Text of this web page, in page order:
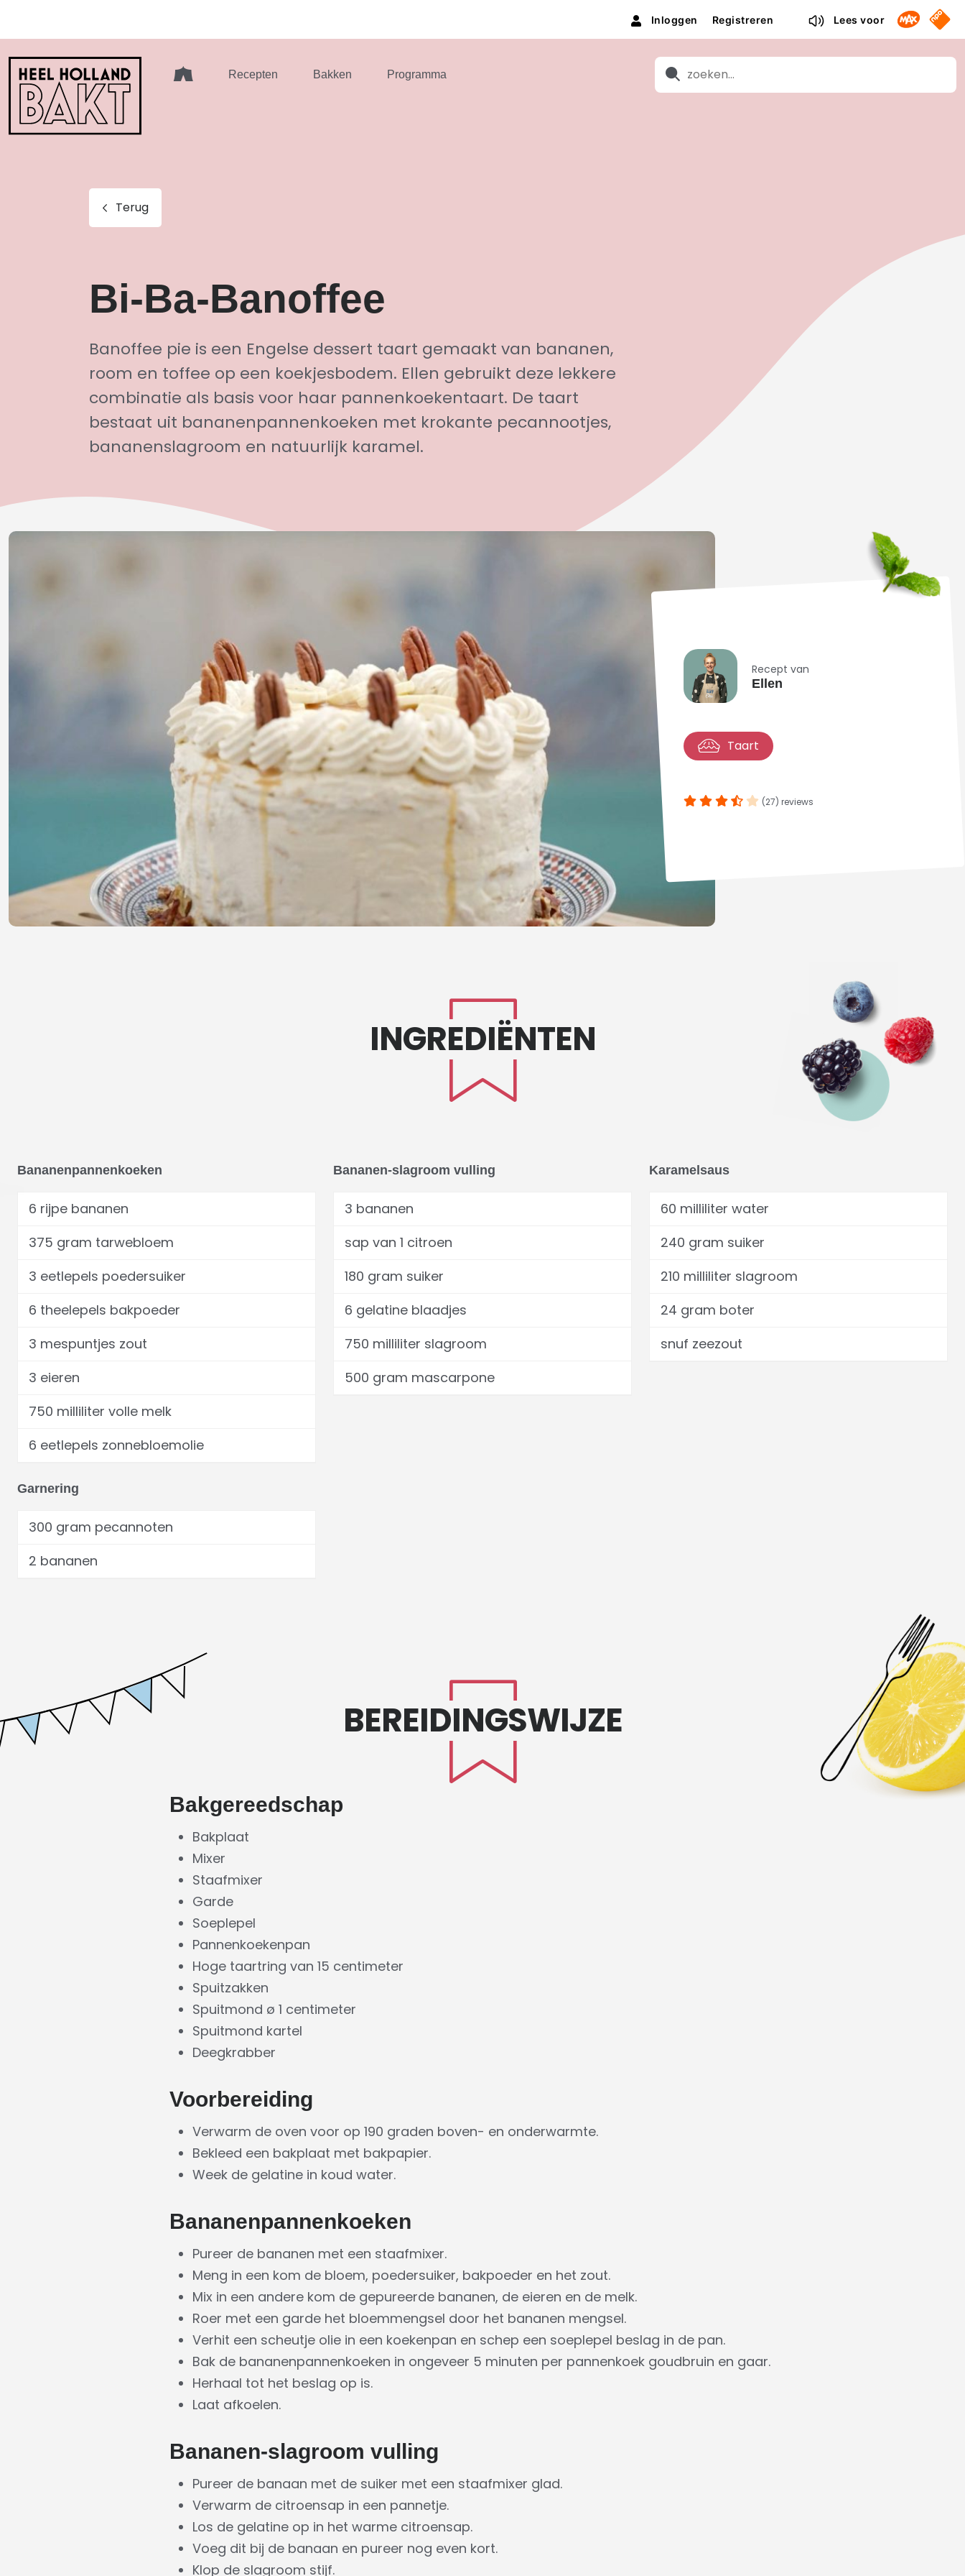
Inloggen Registreren Lees voor Omroep
NPO
Heel
Holland
Bakt
Recepten Bakken Programma
ZoekenZoeken
Terug
Bi-Ba-Banoffee
Banoffee pie is een Engelse dessert taart gemaakt van bananen,
room en toffee op een koekjesbodem. Ellen gebruikt deze lekkere
combinatie als basis voor haar pannenkoekentaart. De taart
bestaat uit bananenpannenkoeken met krokante pecannootjes,
bananenslagroom en natuurlijk karamel.
Recept van
Ellen
Taart
(27) reviews
INGREDIËNTEN
Bananenpannenkoeken
6 rijpe bananen
375 gram tarwebloem
3 eetlepels poedersuiker
6 theelepels bakpoeder
3 mespuntjes zout
3 eieren
750 milliliter volle melk
6 eetlepels zonnebloemolie
Bananen-slagroom vulling
3 bananen
sap van 1 citroen
180 gram suiker
6 gelatine blaadjes
750 milliliter slagroom
500 gram mascarpone
Karamelsaus
60 milliliter water
240 gram suiker
210 milliliter slagroom
24 gram boter
snuf zeezout
Garnering
300 gram pecannoten
2 bananen
BEREIDINGSWIJZE
Bakgereedschap
Bakplaat
Mixer
Staafmixer
Garde
Soeplepel
Pannenkoekenpan
Hoge taartring van 15 centimeter
Spuitzakken
Spuitmond ø 1 centimeter
Spuitmond kartel
Deegkrabber
Voorbereiding
Verwarm de oven voor op 190 graden boven- en onderwarmte.
Bekleed een bakplaat met bakpapier.
Week de gelatine in koud water.
Bananenpannenkoeken
Pureer de bananen met een staafmixer.
Meng in een kom de bloem, poedersuiker, bakpoeder en het zout.
Mix in een andere kom de gepureerde bananen, de eieren en de melk.
Roer met een garde het bloemmengsel door het bananen mengsel.
Verhit een scheutje olie in een koekenpan en schep een soeplepel beslag in de pan.
Bak de bananenpannenkoeken in ongeveer 5 minuten per pannenkoek goudbruin en gaar.
Herhaal tot het beslag op is.
Laat afkoelen.
Bananen-slagroom vulling
Pureer de banaan met de suiker met een staafmixer glad.
Verwarm de citroensap in een pannetje.
Los de gelatine op in het warme citroensap.
Voeg dit bij de banaan en pureer nog even kort.
Klop de slagroom stijf.